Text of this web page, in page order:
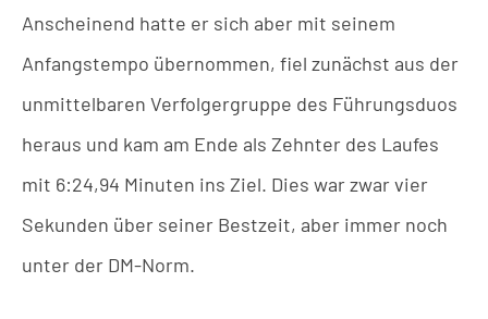
Anscheinend hatte er sich aber mit seinem
Anfangstempo übernommen, fiel zunächst aus der
unmittelbaren Verfolgergruppe des Führungsduos
heraus und kam am Ende als Zehnter des Laufes
mit 6:24,94 Minuten ins Ziel. Dies war zwar vier
Sekunden über seiner Bestzeit, aber immer noch
unter der DM-Norm.